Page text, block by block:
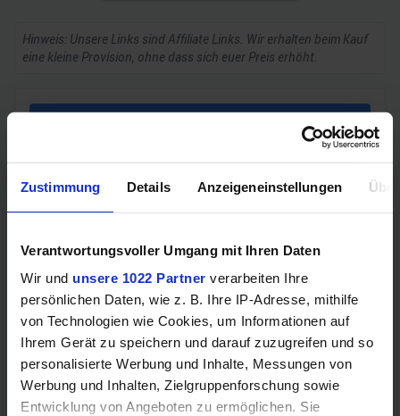
Zustimmung Details Anzeigeneinstellungen
Verantwortungsvoller Umgang mit Ihren Daten
Wir und unsere 1022 Partner verarbeiten Ihre
persönlichen Daten, wie z. B. Ihre IP-Adresse, mithilfe
von Technologien wie Cookies, um Informationen auf
Ihrem Gerät zu speichern und darauf zuzugreifen und so
personalisierte Werbung und Inhalte, Messungen von
Werbung und Inhalten, Zielgruppenforschung sowie
Entwicklung von Angeboten zu ermöglichen. Sie
Hinweis: Unsere Links sind Affiliate Links. Wir erhalten beim Kauf
eine kleine Provision, ohne dass sich euer Preis erhöht.
Vergleichen
GEWINNSPIEL
Gewinne einen MSI Gaming PC mit RTX 5070
Bis zum 21. August hast du die Chance, bei unserem
Gewinnspiel einen MSI Gaming-PC zu gewinnen. Die
Komponenten, den Zusammenbau, die Spiele-Benchmarks